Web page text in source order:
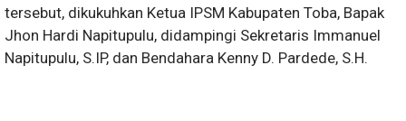
tersebut, dikukuhkan Ketua IPSM Kabupaten Toba, Bapak
Jhon Hardi Napitupulu, didampingi Sekretaris Immanuel
Napitupulu, S.IP, dan Bendahara Kenny D. Pardede, S.H.